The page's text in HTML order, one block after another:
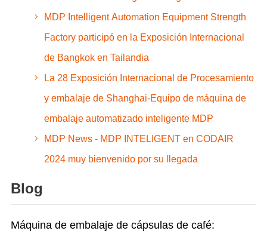
MDP Intelligent Automation Equipment Strength
Factory participó en la Exposición Internacional
de Bangkok en Tailandia
La 28 Exposición Internacional de Procesamiento
y embalaje de Shanghai-Equipo de máquina de
embalaje automatizado inteligente MDP
MDP News - MDP INTELIGENT en CODAIR
2024 muy bienvenido por su llegada
Blog
Máquina de embalaje de cápsulas de café: